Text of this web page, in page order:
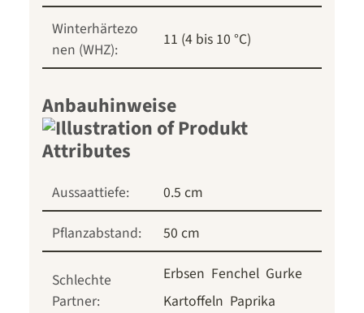
Winterhärtezo
nen (WHZ):
11 (4 bis 10 °C)
Anbauhinweise
Aussaattiefe:
0.5 cm
Pflanzabstand:
50 cm
Schlechte
Partner:
Erbsen Fenchel Gurke
Kartoffeln Paprika